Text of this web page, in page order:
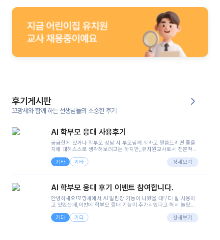
후기게시판
꼬망세와 함께 하는 선생님들의 소중한 후기
AI 학부모 응대 사용후기
궁금한게 있거나 학부모 상담 시 부모님께 뭐라고 말씀드리면 좋을
지에 대해스스로 생각해보려고는 하지만,,유치원교사로서 전문적인
려니 어려울때가...^^(저만 그런거 아니죠 ㅜㅜ)꼬망봇의 장점은 지
피티나 제미나이는 몇세이고 여자인지 남자인지 등그래도 좀 기본
정보를 제공하면서 물어봐야할 때가 있어그때마다 정보를 입력하는
으셔서 고민이 됐는데ai 학부모 응대를 써볼 수 있어서 좋았어요!앞
면..)그리고 제가 신입 때 이게 있었더라면 ㅜㅜㅜㅜ?응대 팁이 정말
좋은거 같아요지금은 그래도 아이들이 잘 이해 되지만초임 때는 정
말 어려워서 항상다른 선생님들께 도움을 요청했었거든요..ㅠ*일지
쓸 때도 좀 도움이 되는 거 같아요!
기타 기타 상세보기
AI 학부모 응대 후기 이벤트 참여합니다.
안녕하세요!꼬망세에서 AI 알림장 기능이 나왔을 때부터 잘 사용하
고 있었는데,이번에 학부모 응대 기능이 추가되었다고 해서 놀랐습
님 응대에 더 많은 부담을 느끼고 있습니다 ㅠㅠ이번에 제가 원에서
겪은 일과 학부모님께 전달드렸던 내용을 함께 보시고,저와 비슷한
기타 기타 상세보기